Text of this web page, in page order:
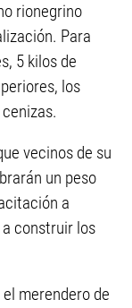
rionegrino
Para
5 kilos de
los
vecinos de su
un peso
a
construir los
merendero de